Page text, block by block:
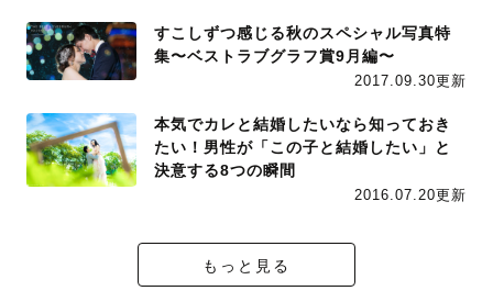
すこしずつ感じる秋のスペシャル写真特
集〜ベストラブグラフ賞9月編〜
2017.09.30更新
本気でカレと結婚したいなら知っておき
たい！男性が「この子と結婚したい」と
決意する8つの瞬間
2016.07.20更新
もっと見る